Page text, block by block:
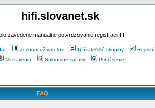
hifi.slovanet.sk
zavedene manualne potvrdzovanie registracii !!!
Zoznam užívateľov Užívateľské skupiny
Nastavenia
Súkromné správy Prihlásenie
FAQ